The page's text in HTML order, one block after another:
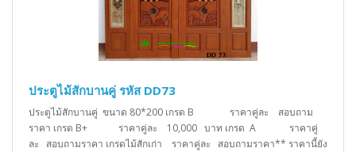
ประตูไม้สักบานคู่ รหัส DD73
ประตูไม้สักบานคู่ ขนาด 80*200 เกรด B ราคาคู่ละ สอบถาม
ราคา เกรด B+ ราคาคู่ละ 10,000 บาท เกรด A ราคาคู่
ละ สอบถามราคา เกรดไม้สักเก่า ราคาคู่ละ สอบถามราคา** ราคานี้ยัง